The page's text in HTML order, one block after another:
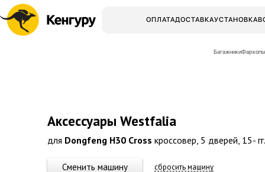
ОПЛАТАДОСТАВКАУСТАНОВКА
БагажникиФаркопы
Аксессуары Westfalia
для Dongfeng H30 Cross кроссовер, 5 дверей, 15-
Сменить машину сбросить машину